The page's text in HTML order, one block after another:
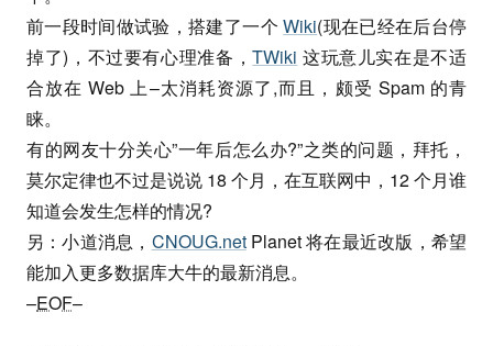
前一段时间做试验，搭建了一个Wiki(现在已经在后台停
掉了)，不过要有心理准备，TWiki 这玩意儿实在是不适
合放在 Web 上–太消耗资源了,而且，颇受 Spam 的青
睐。
有的网友十分关心”一年后怎么办?”之类的问题，拜托，
莫尔定律也不过是说说 18 个月，在互联网中，12 个月谁
知道会发生怎样的情况?
另：小道消息， CNOUG.netPlanet 将在最近改版，希望
能加入更多数据库大牛的最新消息。
–EOF–